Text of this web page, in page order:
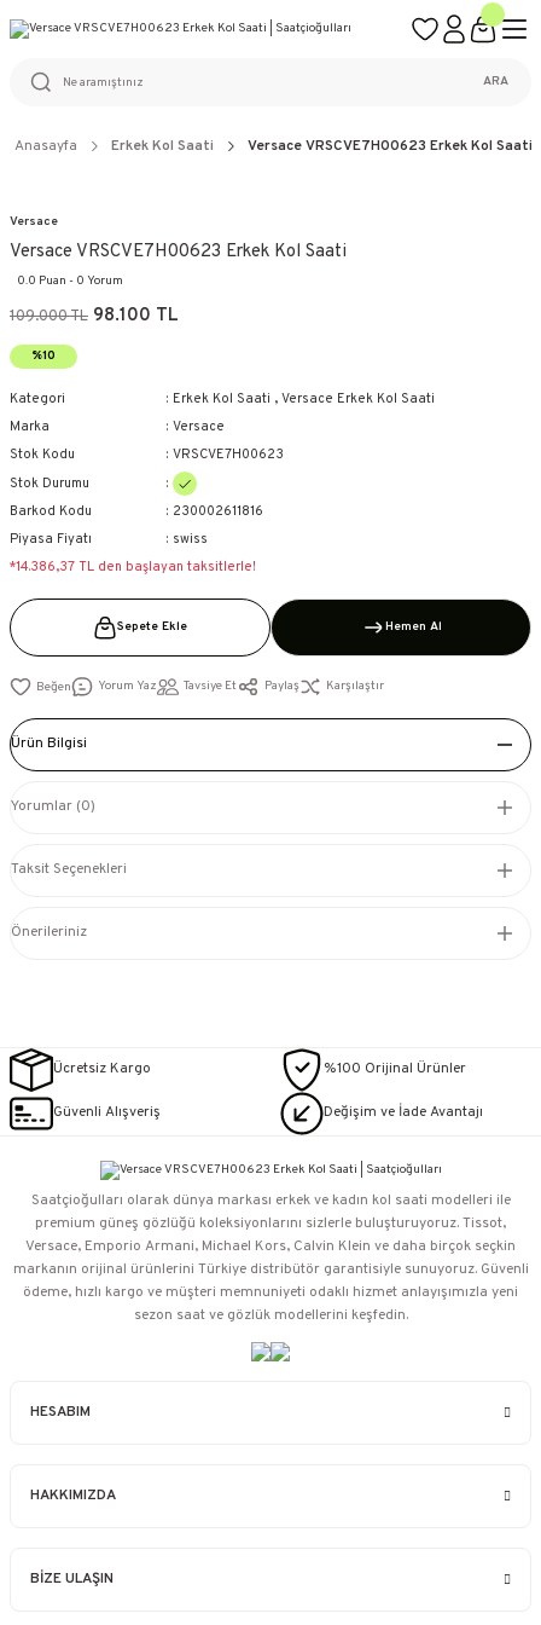
%100 ORİJİNAL ÜRÜN GARANTİSİ
ARA
Anasayfa Erkek Kol Saati Versace VRSCVE7H00623 Erkek Kol Saati
Versace
Versace VRSCVE7H00623 Erkek Kol Saati
0.0 Puan - 0 Yorum
109.000 TL 98.100 TL
%10
Kategori Erkek Kol Saati , Versace Erkek Kol Saati
Marka
Versace
Stok Kodu
VRSCVE7H00623
Stok Durumu
Barkod Kodu
230002611816
Piyasa Fiyatı
swiss
*14.386,37 TL den başlayan taksitlerle!
Sepete Ekle Hemen Al
Yorum Yaz Tavsiye Et Paylaş Karşılaştır
Ürün Bilgisi
Yorumlar (0)
Taksit Seçenekleri
Önerileriniz
Ücretsiz Kargo %100 Orijinal Ürünler
Güvenli Alışveriş Değişim ve İade Avantajı
HESABIM
HAKKIMIZDA
BİZE ULAŞIN
Saatçioğulları⁠ olarak dünya markası erkek ve kadın kol saati modelleri ile
premium güneş gözlüğü koleksiyonlarını sizlerle buluşturuyoruz. Tissot,
Versace, Emporio Armani, Michael Kors, Calvin Klein ve daha birçok seçkin
markanın orijinal ürünlerini Türkiye distribütör garantisiyle sunuyoruz. Güvenli
ödeme, hızlı kargo ve müşteri memnuniyeti odaklı hizmet anlayışımızla yeni
sezon saat ve gözlük modellerini keşfedin.